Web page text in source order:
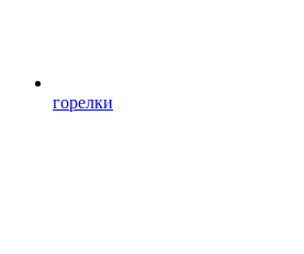
горелки